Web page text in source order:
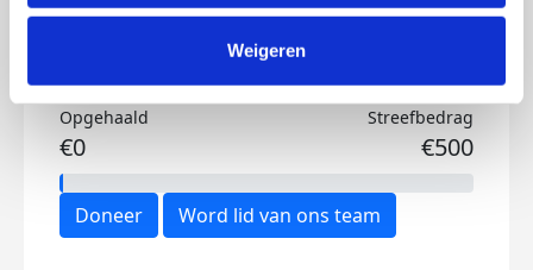
Weigeren
Opgehaald
€0
Streefbedrag
€500
Doneer Word lid van ons team